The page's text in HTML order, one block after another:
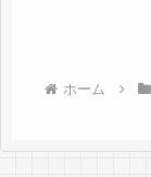
ホーム